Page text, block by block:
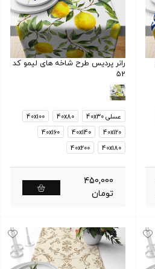
رانر پردیس طرح شاخه های لیمو کد
52
عسلی 40x30 40x80
40x100
40x120
40x140
40x160
40x180
40x200
450,000
تومان